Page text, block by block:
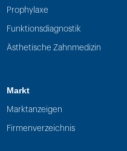
Prophylaxe
Funktionsdiagnostik
Ästhetische Zahnmedizin
Markt
Marktanzeigen
Firmenverzeichnis